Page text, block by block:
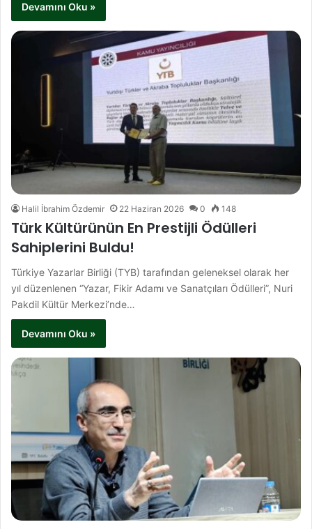
Devamını Oku »
Halil İbrahim Özdemir 22 Haziran 2026 0 148
Türk Kültürünün En Prestijli Ödülleri
Sahiplerini Buldu!
Türkiye Yazarlar Birliği (TYB) tarafından geleneksel olarak her
yıl düzenlenen “Yazar, Fikir Adamı ve Sanatçıları Ödülleri”, Nuri
Pakdil Kültür Merkezi’nde…
Devamını Oku »